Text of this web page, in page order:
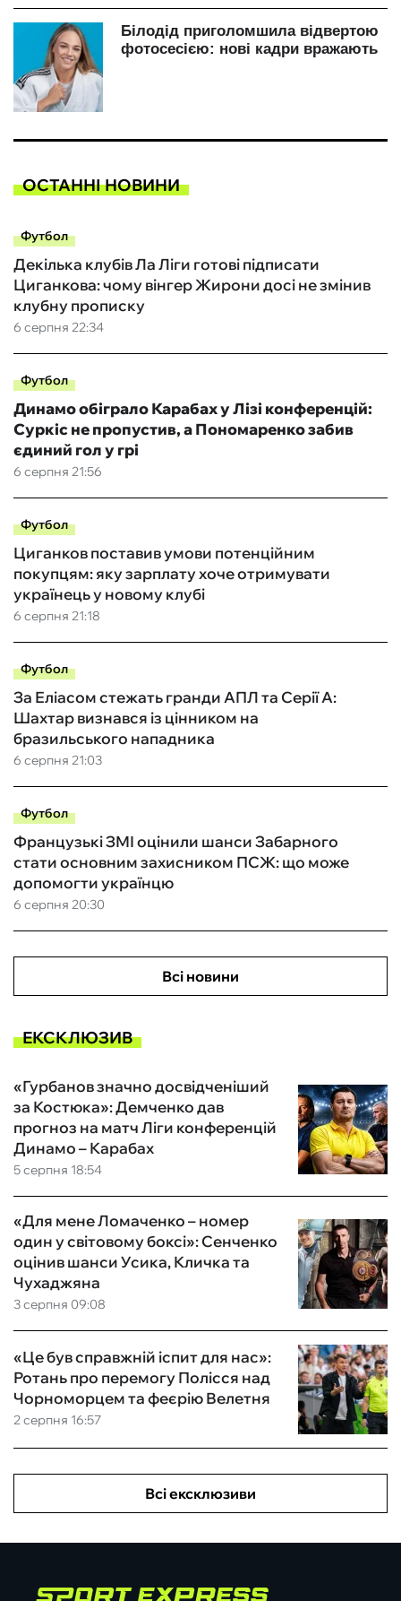
ОСТАННІ НОВИНИ
Футбол
6 серпня 22:34
Декілька клубів Ла Ліги готові підписати
Циганкова: чому вінгер Жирони досі не змінив
клубну прописку
Футбол
6 серпня 21:56
Динамо обіграло Карабах у Лізі конференцій:
Суркіс не пропустив, а Пономаренко забив
єдиний гол у грі
Футбол
6 серпня 21:18
Циганков поставив умови потенційним
покупцям: яку зарплату хоче отримувати
українець у новому клубі
Футбол
6 серпня 21:03
За Еліасом стежать гранди АПЛ та Серії А:
Шахтар визнався із цінником на
бразильського нападника
Футбол
6 серпня 20:30
Французькі ЗМІ оцінили шанси Забарного
стати основним захисником ПСЖ: що може
допомогти українцю
Всі новини
ЕКСКЛЮЗИВ
5 серпня 18:54
«Гурбанов значно досвідченіший
за Костюка»: Демченко дав
прогноз на матч Ліги конференцій
Динамо – Карабах
3 серпня 09:08
«Для мене Ломаченко – номер
один у світовому боксі»: Сенченко
оцінив шанси Усика, Кличка та
Чухаджяна
2 серпня 16:57
«Це був справжній іспит для нас»:
Ротань про перемогу Полісся над
Чорноморцем та феєрію Велетня
Всі ексклюзиви